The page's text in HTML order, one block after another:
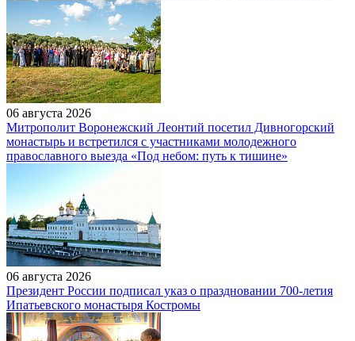
06 августа 2026
Митрополит Воронежский Леонтий посетил Дивногорский
монастырь и встретился с участниками молодежного
православного выезда «Под небом: путь к тишине»
06 августа 2026
Президент России подписал указ о праздновании 700-летия
Ипатьевского монастыря Костромы